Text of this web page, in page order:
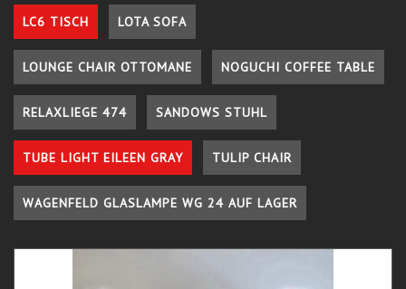
LC6 TISCH LOTA SOFA
LOUNGE CHAIR OTTOMANE NOGUCHI COFFEE TABLE
RELAXLIEGE 474 SANDOWS STUHL
TUBE LIGHT EILEEN GRAY TULIP CHAIR
WAGENFELD GLASLAMPE WG 24 AUF LAGER